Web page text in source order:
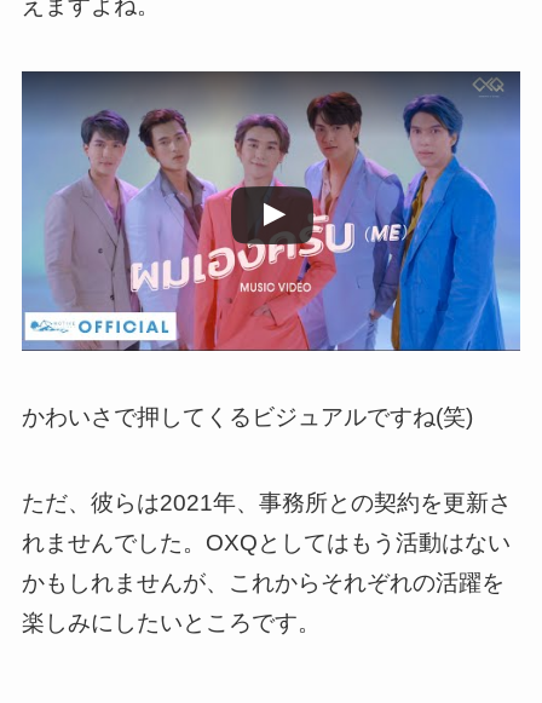
えますよね。
この動画を YouTube で視聴
かわいさで押してくるビジュアルですね(笑)
ただ、彼らは2021年、事務所との契約を更新さ
れませんでした。OXQとしてはもう活動はない
かもしれませんが、これからそれぞれの活躍を
楽しみにしたいところです。